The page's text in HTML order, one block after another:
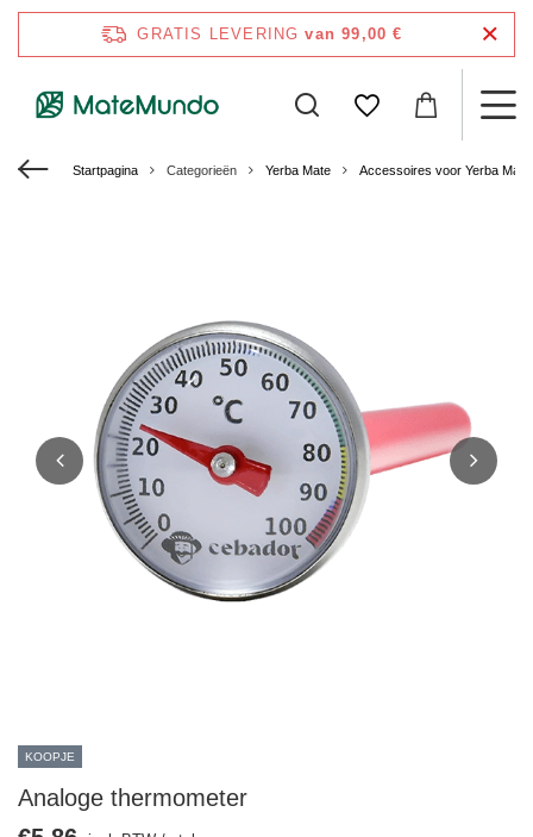
GRATIS LEVERING van 99,00 €
Startpagina Categorieën Yerba Mate Accessoires voor Yerba Mate
KOOPJE
Analoge thermometer